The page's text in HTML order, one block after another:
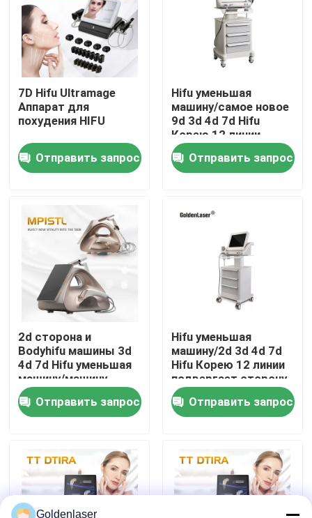
Дом
Продукты
О нас
Путешествие фабрики
Проверка качества
Новости
Спросите цитату
7D Hifu Ultramage
Аппарат для
похудения HIFU
Отправить запрос
Hifu уменьшая
машину/самое новое
9d 3d 4d 7d Hifu
Корею 12 линии
подвергает сторону
и тело механической
обработке
Отправить запрос
2d сторона и
Bodyhifu машины 3d
4d 7d Hifu уменьшая
машину/машину
подниматься
стороны Hifu
Отправить запрос
Hifu уменьшая
машину/2d 3d 4d 7d
Hifu Корею 12 линии
подвергает сторону
и тело механической
обработке
Отправить запрос
Goldenlaser